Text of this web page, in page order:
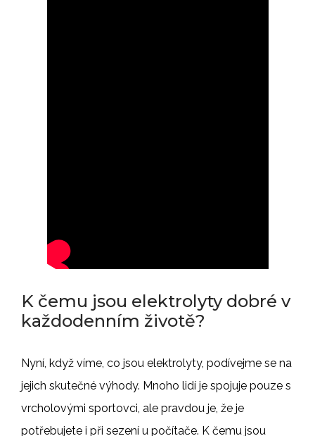
K čemu jsou elektrolyty dobré v
každodenním životě?
Nyní, když víme, co jsou elektrolyty, podívejme se na
jejich skutečné výhody. Mnoho lidí je spojuje pouze s
vrcholovými sportovci, ale pravdou je, že je
potřebujete i při sezení u počítače. K čemu jsou